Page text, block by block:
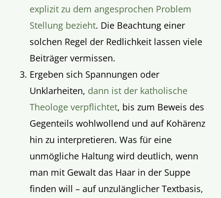
explizit zu dem angesprochen Problem
Stellung bezieht. Die Beachtung einer
solchen Regel der Redlichkeit lassen viele
Beiträger vermissen.
Ergeben sich Spannungen oder
Unklarheiten, dann ist der katholische
Theologe verpflichtet, bis zum Beweis des
Gegenteils wohlwollend und auf Kohärenz
hin zu interpretieren. Was für eine
unmögliche Haltung wird deutlich, wenn
man mit Gewalt das Haar in der Suppe
finden will – auf unzulänglicher Textbasis,